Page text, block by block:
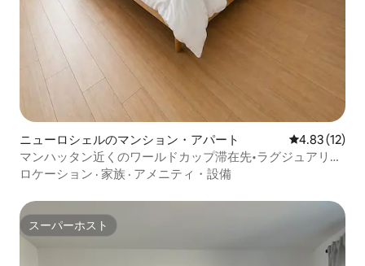
ニューロシェルのマンション・アパート レビュー12
4.83 (12)
マンハッタン近くのワールドカップ滞在先•ラグジュアリー
高層階
ロケーション · 家族 · アメニティ・設備
スーパーホスト
スーパーホスト